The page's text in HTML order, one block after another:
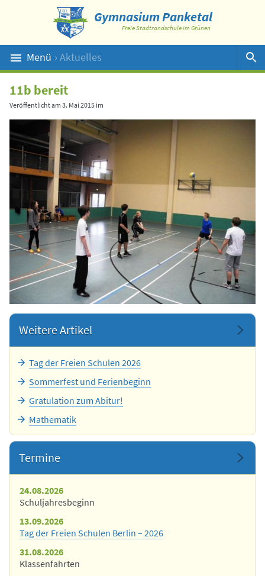
Gymnasium Panketal
Freie Stadtrandschule im Grünen
Menü › Aktuelles
Suche
11b bereit
Veröffentlicht am 3. Mai 2015 im
Weitere Artikel
Tag der Freien Schulen 2026
Sommerfest und Ferienbeginn
Gratulation zum Abitur!
Mathematik
Termine
24.08.2026
Schuljahresbeginn
13.09.2026
Tag der Freien Schulen Berlin – 2026
31.08.2026
Klassenfahrten